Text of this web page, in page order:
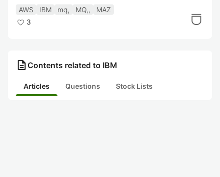
AWS IBM mq, MQ,,
MAZ
3
description Contents related to IBM
Articles Questions Stock Lists